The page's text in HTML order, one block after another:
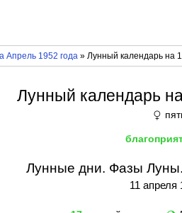
Апрель 1952 года» Лунный календарь на
Лунный календарь
♀
Лунные дни. Фазы Луны.
11 апреля